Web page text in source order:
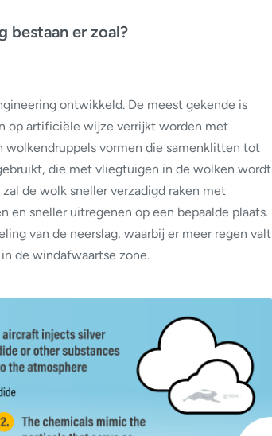
bestaan er zoal?
ontwikkeld. De meest gekende is
op artificiële wijze verrijkt worden met
wolkendruppels vormen die samenklitten tot
die met vliegtuigen in de wolken wordt
de wolk sneller verzadigd raken met
en sneller uitregenen op een bepaalde plaats.
van de neerslag, waarbij er meer regen valt
de windafwaartse zone.